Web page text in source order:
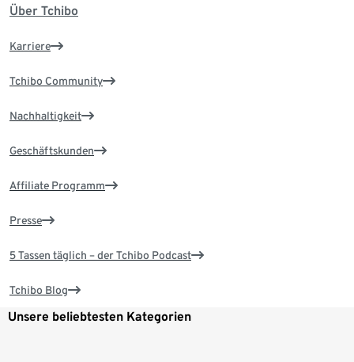
Über Tchibo
Karriere
Tchibo Community
Nachhaltigkeit
Geschäftskunden
Affiliate Programm
Presse
5 Tassen täglich – der Tchibo Podcast
Tchibo Blog
Unsere beliebtesten Kategorien